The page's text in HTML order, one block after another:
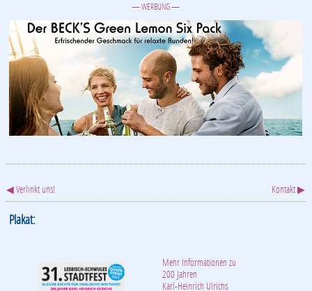
— WERBUNG —
◀ Verlinkt uns! Kontakt ▶
Plakat:
Mehr Informationen zu
200 Jahren
Karl-Heinrich Ulrichs